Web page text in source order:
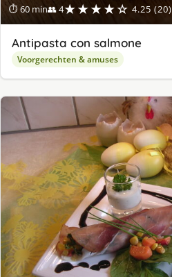
⏱ 60 min👥 4★★★★☆ 4.25 (20)
Antipasta con salmone
Voorgerechten & amuses